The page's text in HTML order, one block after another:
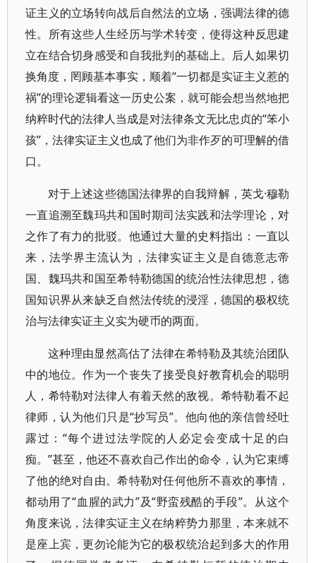
证主义的立场转向战后自然法的立场，强调法律的德
性。所有这些人生经历与学术转变，使得这种反思建
立在结合切身感受和自我批判的基础上。后人如果切
换角度，罔顾基本事实，顺着“一切都是实证主义惹的
祸”的理论逻辑看这一历史公案，就可能会想当然地把
纳粹时代的法律人当成是对法律条文无比忠贞的“笨小
孩”，法律实证主义也成了他们为非作歹的可理解的借
口。
对于上述这些德国法律界的自我辩解，英戈·穆勒
一直追溯至魏玛共和国时期司法实践和法学理论，对
之作了有力的批驳。他通过大量的史料指出：一直以
来，法学界主流认为，法律实证主义是自德意志帝
国、魏玛共和国至希特勒德国的统治性法律思想，德
国知识界从来缺乏自然法传统的浸淫，德国的极权统
治与法律实证主义实为硬币的两面。
这种理由显然高估了法律在希特勒及其统治团队
中的地位。作为一个丧失了接受良好教育机会的聪明
人，希特勒对法律人有着天然的敌视。希特勒看不起
律师，认为他们只是“抄写员”。他向他的亲信曾经吐
露过：“每个进过法学院的人必定会变成十足的白
痴。”甚至，他还不喜欢自己作出的命令，认为它束缚
了他的绝对自由。希特勒对任何他所不喜欢的事情，
都动用了“血腥的武力”及“野蛮残酷的手段”。从这个
角度来说，法律实证主义在纳粹势力那里，本来就不
是座上宾，更勿论能为它的极权统治起到多大的作用